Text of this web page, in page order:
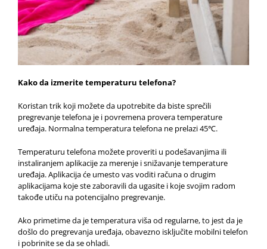
Kako da izmerite temperaturu telefona?
Koristan trik koji možete da upotrebite da biste sprečili
pregrevanje telefona je i povremena provera temperature
uređaja. Normalna temperatura telefona ne prelazi 45℃.
Temperaturu telefona možete proveriti u podešavanjima ili
instaliranjem aplikacije za merenje i snižavanje temperature
uređaja. Aplikacija će umesto vas voditi računa o drugim
aplikacijama koje ste zaboravili da ugasite i koje svojim radom
takođe utiču na potencijalno pregrevanje.
Ako primetime da je temperatura viša od regularne, to jest da je
došlo do pregrevanja uređaja, obavezno isključite mobilni telefon
i pobrinite se da se ohladi.